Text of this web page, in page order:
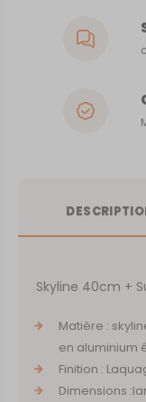
Skyline 40cm +
Matière :
en aluminium
Finition :
Dimensions